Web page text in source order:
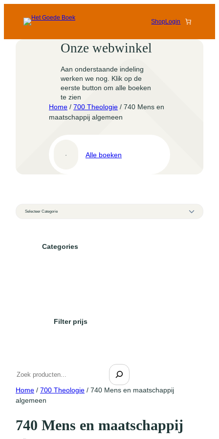
ShopLogin
Onze webwinkel
Aan onderstaande indeling
werken we nog. Klik op de
eerste button om alle boeken
te zien
Home / 700 Theologie / 740 Mens en
maatschappij algemeen
Alle boeken
Categories
Filter prijs
e
k
n
Home / 700 Theologie / 740 Mens en maatschappij
algemeen
740 Mens en maatschappij